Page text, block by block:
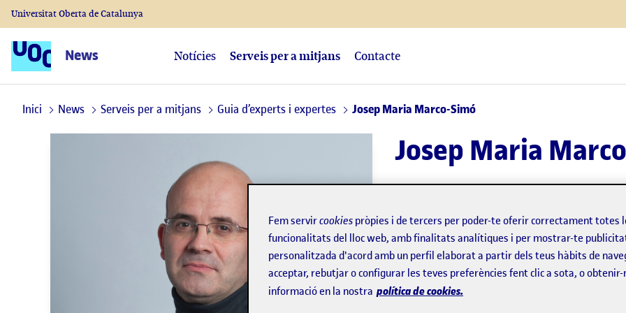
Universitat Oberta de Catalunya
News Notícies Serveis per a mitjans Contacte
Inici News Serveis per a mitjans Guia d’experts i expertes Josep Maria Marco-Simó
Josep Maria
Estudis d'Informàtica,
Director del màster en Consultoria i Gestió
Tecnologia
Fem servircookies pròpies i de tercers per poder-te oferir correctament totes
funcionalitats del lloc web, amb finalitats analítiques i per mostrar-te
personalitzada d'acord amb un perfil elaborat a partir dels teus hàbits de
acceptar, rebutjar o configurar les teves preferències fent clic a sota, o obtenir-
informació en la nostra política de cookies.